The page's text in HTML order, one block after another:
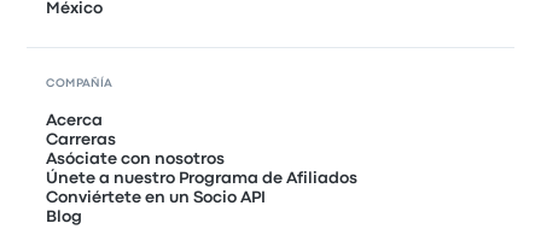
México
COMPAÑÍA
Acerca
Carreras
Asóciate con nosotros
Únete a nuestro Programa de Afiliados
Conviértete en un Socio API
Blog